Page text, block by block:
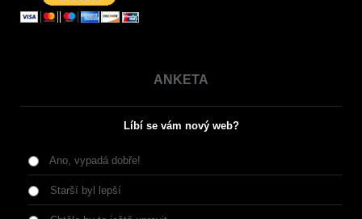
ANKETA
Líbí se vám nový web?
Ano, vypadá dobře!
Starší byl lepší